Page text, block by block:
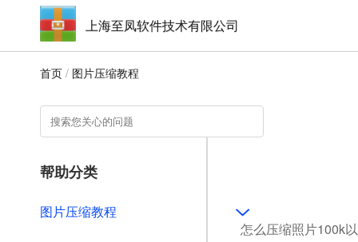
上海至凤软件技术有限公司
首页 / 图片压缩教程
帮助分类
图片压缩教程
怎么压缩照片100k